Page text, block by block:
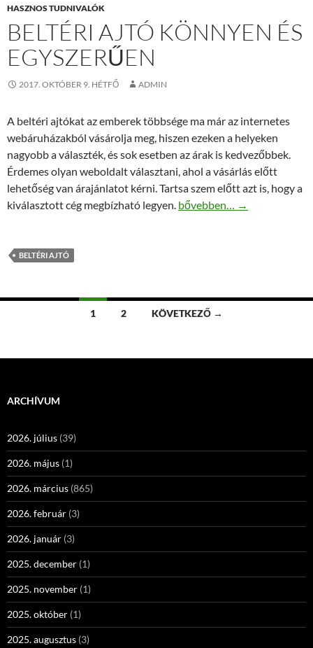
HASZNOS TUDNIVALÓK
BELTÉRI AJTÓ KÖNNYEN ÉS
EGYSZERŰEN
2017. OKTÓBER 9. HÉTFŐ ADMIN
A beltéri ajtókat az emberek többsége ma már az internetes
webáruházakból vásárolja meg, hiszen ezeken a helyeken
nagyobb a választék, és sok esetben az árak is kedvezőbbek.
Érdemes olyan weboldalt választani, ahol a vásárlás előtt
lehetőség van árajánlatot kérni. Tartsa szem előtt azt is, hogy a
kiválasztott cég megbízható legyen. Beltéri ajtó könnyen és
bővebben… →
BELTÉRI AJTÓ
Bejegyzések
1 2 KÖVETKEZŐ →
ARCHÍVUM
2026. július (39)
2026. május (1)
2026. március (865)
2026. február (3)
2026. január (3)
2025. december (1)
2025. november (1)
2025. október (1)
2025. augusztus (3)